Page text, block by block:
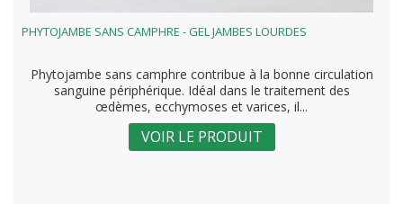
PHYTOJAMBE SANS CAMPHRE - GEL JAMBES LOURDES
Phytojambe sans camphre contribue à la bonne circulation
sanguine périphérique. Idéal dans le traitement des
œdèmes, ecchymoses et varices, il...
VOIR LE PRODUIT